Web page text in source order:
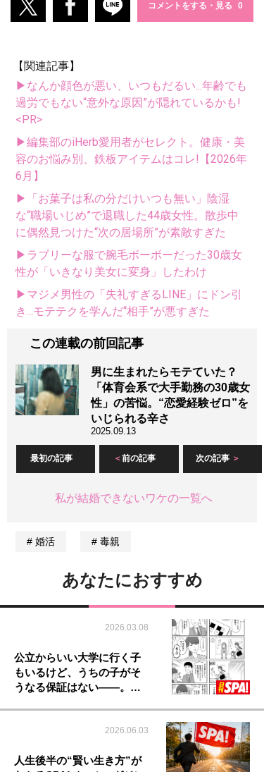
コメントをする・見る
【関連記事】
▶なんか顔色が悪い、いつもだるい...年齢でも
過労でもない“意外な原因”が隠れているかも!
<PR>
▶編集部のiHerb愛用者がセレクト。健康・美
容のお悩み別、鉄板アイテムはコレ!【2026年
6月】
▶「お菓子は私の分だけいつも無い」陰湿
な“職場いじめ”で退職した44歳女性。散歩中
に偶然見つけた“次の居場所”が素敵すぎた
▶ラブリーな服で腕毛ボーボーだった30歳女
性が「いきなり美女に変身」したわけ
▶マジメ男性の「失礼すぎるLINE」にドン引
き...モテテクを学んだ“相手”が悪すぎた
この連載の前回記事
男に生まれたらモテていた？
「体育会系で大手勤務の30歳女
性」の苦悩。“恋愛経験ゼロ”を
いじられる辛さ
2025.09.13
最初の記事 前の記事 次の記事
私が結婚できないワケの一覧へ
婚活 毒親
あなたにおすすめ
2026.03.08
公立からいい大学に行く子
もいるけど、うちの子がそ
うなる保証はない――。…
2026.06.03
人生後半の“賢い生き方”が